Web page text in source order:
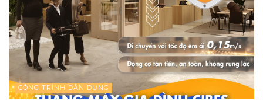
CÔNG TRÌNH DÂN DỤNG